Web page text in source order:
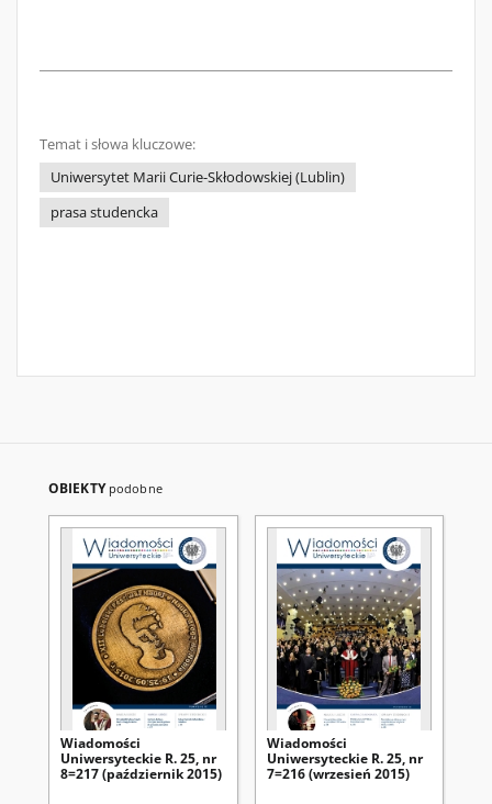
Temat i słowa kluczowe:
Uniwersytet Marii Curie-Skłodowskiej (Lublin)
prasa studencka
OBIEKTY podobne
Wiadomości
Uniwersyteckie R. 25, nr
8=217 (październik 2015)
Wiadomości
Uniwersyteckie R. 25, nr
7=216 (wrzesień 2015)